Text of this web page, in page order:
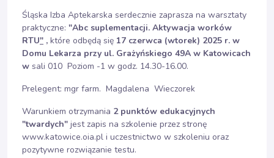
Śląska Izba Aptekarska serdecznie zaprasza na warsztaty
praktyczne: "Abc suplementacji. Aktywacja worków
RTU" , które odbędą się 17 czerwca (wtorek) 2025 r. w
Domu Lekarza przy ul. Grażyńskiego 49A w Katowicach
w sali 010 Poziom -1 w godz. 14.30-16.00.
Prelegent: mgr farm. Magdalena Wieczorek
Warunkiem otrzymania 2 punktów edukacyjnych
"twardych" jest zapis na szkolenie przez stronę
www.katowice.oia.pl i uczestnictwo w szkoleniu oraz
pozytywne rozwiązanie testu.